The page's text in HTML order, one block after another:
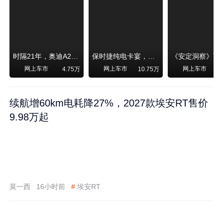
时隔21年，奥迪A2强势归来！
网上车市 4.75万
保时捷纯电卡宴，跑赛道！比超级跑车性能还强，动力、刹车竟然没有热衰减
网上车市 10.75万 网上车市
续航增60km电耗降27%，2027款埃安RT售价
9.98万起
莫一西 16小时前 # 埃安RT